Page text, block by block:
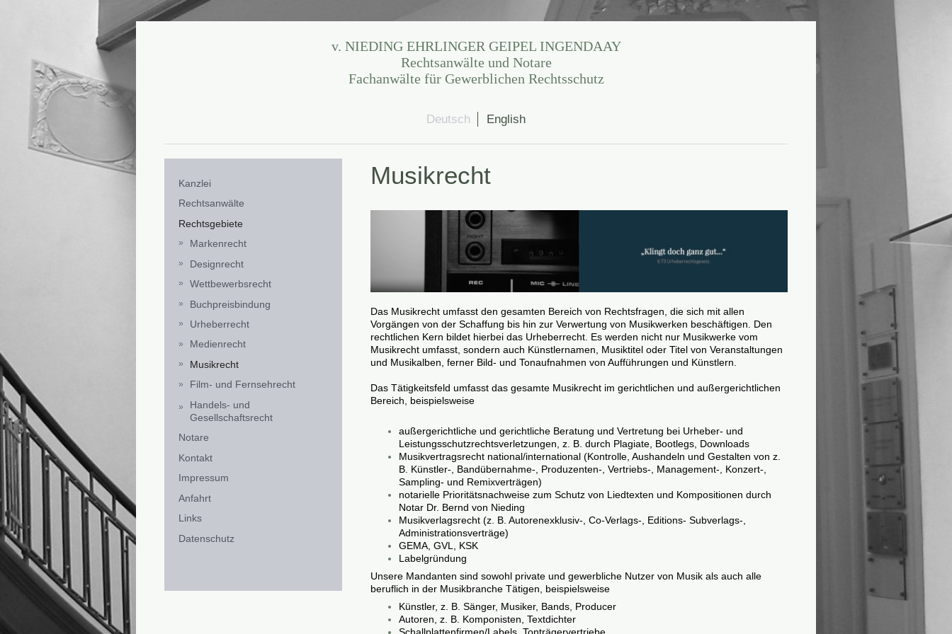
v. NIEDING EHRLINGER GEIPEL INGENDAAY
Rechtsanwälte und Notare
Fachanwälte für Gewerblichen Rechtsschutz
Deutsch English
Musikrecht
Das Musikrecht umfasst den gesamten Bereich von Rechtsfragen, die sich mit allen
Vorgängen von der Schaffung bis hin zur Verwertung von Musikwerken beschäftigen. Den
rechtlichen Kern bildet hierbei das Urheberrecht. Es werden nicht nur Musikwerke vom
Musikrecht umfasst, sondern auch Künstlernamen, Musiktitel oder Titel von Veranstaltungen
und Musikalben, ferner Bild- und Tonaufnahmen von Aufführungen und Künstlern.
Das Tätigkeitsfeld umfasst das gesamte Musikrecht im gerichtlichen und außergerichtlichen
Bereich, beispielsweise
außergerichtliche und gerichtliche Beratung und Vertretung bei Urheber- und
Leistungsschutzrechtsverletzungen, z. B. durch Plagiate, Bootlegs, Downloads
Musikvertragsrecht national/international (Kontrolle, Aushandeln und Gestalten von z.
B. Künstler-, Bandübernahme-, Produzenten-, Vertriebs-, Management-, Konzert-,
Sampling- und Remixverträgen)
notarielle Prioritätsnachweise zum Schutz von Liedtexten und Kompositionen durch
Notar Dr. Bernd von Nieding
Musikverlagsrecht (z. B. Autorenexklusiv-, Co-Verlags-, Editions- Subverlags-,
Administrationsverträge)
GEMA, GVL, KSK
Labelgründung
Unsere Mandanten sind sowohl private und gewerbliche Nutzer von Musik als auch alle
beruflich in der Musikbranche Tätigen, beispielsweise
Künstler, z. B. Sänger, Musiker, Bands, Producer
Autoren, z. B. Komponisten, Textdichter
Kanzlei
Rechtsanwälte
Rechtsgebiete
Markenrecht
Designrecht
Wettbewerbsrecht
Buchpreisbindung
Urheberrecht
Medienrecht
Musikrecht
Film- und Fernsehrecht
Handels- und
Gesellschaftsrecht
Notare
Kontakt
Impressum
Anfahrt
Links
Datenschutz